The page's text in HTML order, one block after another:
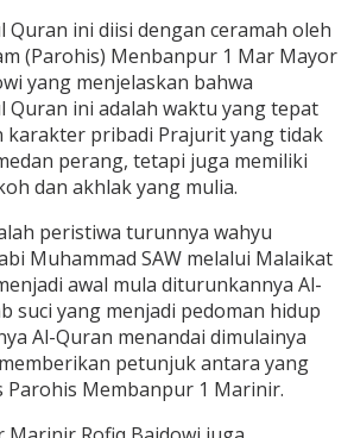
ini diisi dengan ceramah oleh
(Parohis) Menbanpur 1 Mar Mayor
yang menjelaskan bahwa
Quran ini adalah waktu yang tepat
karakter pribadi Prajurit yang tidak
perang, tetapi juga memiliki
dan akhlak yang mulia.
peristiwa turunnya wahyu
Muhammad SAW melalui Malaikat
awal mula diturunkannya Al-
suci yang menjadi pedoman hidup
Al-Quran menandai dimulainya
petunjuk antara yang
Parohis Membanpur 1 Marinir.